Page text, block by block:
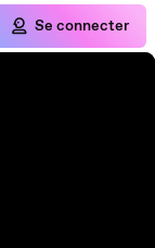
Se connecter